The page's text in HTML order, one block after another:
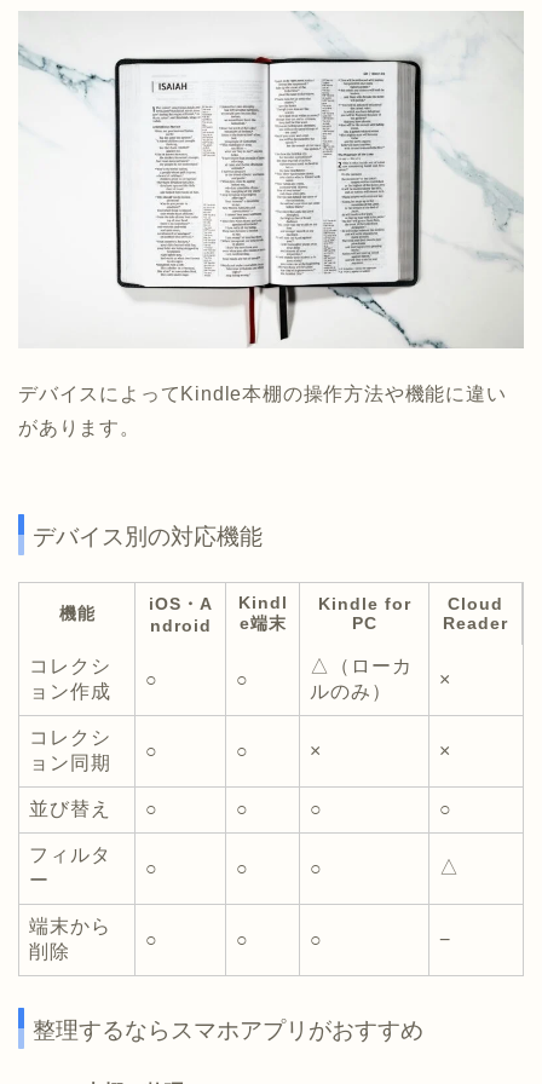
デバイスによってKindle本棚の操作方法や機能に違い
があります。
デバイス別の対応機能
機能
iOS・A
ndroid
Kindl
e端末
Kindle for
PC
Cloud
Reader
コレクシ
ョン作成
○ ○
△（ローカ
ルのみ）
×
コレクシ
ョン同期
○ ○ × ×
並び替え ○ ○ ○ ○
フィルタ
ー
○ ○ ○ △
端末から
削除
○ ○ ○ −
整理するならスマホアプリがおすすめ